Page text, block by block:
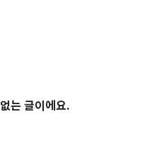
는 글이에요.